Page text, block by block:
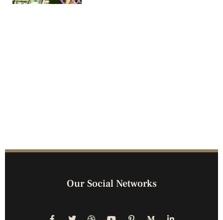
Our Social Networks